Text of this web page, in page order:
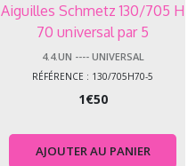
Aiguilles Schmetz 130/705 H
70 universal par 5
4.4.UN ---- UNIVERSAL
RÉFÉRENCE : 130/705H70-5
1€50
AJOUTER AU PANIER